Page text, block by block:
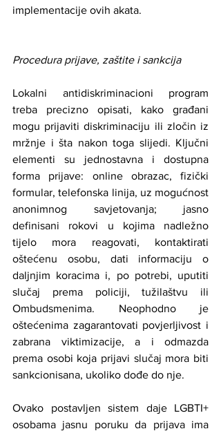
implementacije ovih akata.
Procedura prijave, zaštite i sankcija
Lokalni antidiskriminacioni program
treba precizno opisati, kako građani
mogu prijaviti diskriminaciju ili zločin iz
mržnje i šta nakon toga slijedi. Ključni
elementi su jednostavna i dostupna
forma prijave: online obrazac, fizički
formular, telefonska linija, uz mogućnost
anonimnog savjetovanja; jasno
definisani rokovi u kojima nadležno
tijelo mora reagovati, kontaktirati
oštećenu osobu, dati informaciju o
daljnjim koracima i, po potrebi, uputiti
slučaj prema policiji, tužilaštvu ili
Ombudsmenima. Neophodno je
oštećenima zagarantovati povjerljivost i
zabrana viktimizacije, a i odmazda
prema osobi koja prijavi slučaj mora biti
sankcionisana, ukoliko dođe do nje.
Ovako postavljen sistem daje LGBTI+
osobama jasnu poruku da prijava ima